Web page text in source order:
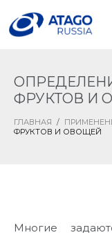
ФРУКТОВ И
ГЛАВНАЯ /
ФРУКТОВ И ОВОЩЕЙ
Многие